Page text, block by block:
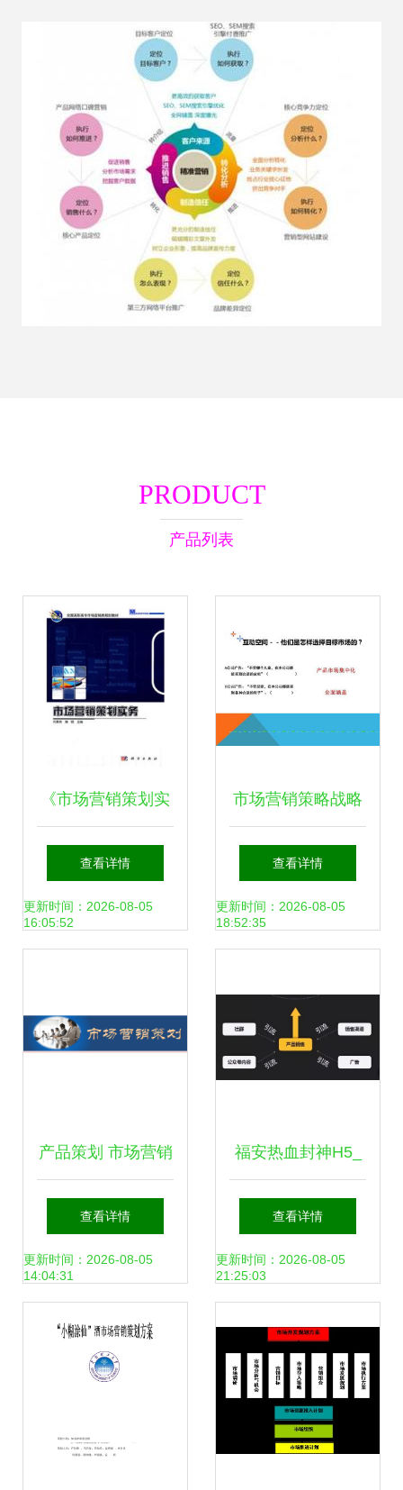
PRODUCT
产品列表
《市场营销策划实
务》闫春荣 系统构
建与实践导向的策
查看详情
更新时间：2026-08-05
16:05:52
市场营销策略战略
策划方案
查看详情
更新时间：2026-08-05
18:52:35
产品策划 市场营销
的核心驱动力
查看详情
更新时间：2026-08-05
14:04:31
福安热血封神H5_
刀剑萌侠(0.1折版):
助力创业者腾飞的
查看详情
更新时间：2026-08-05
21:25:03